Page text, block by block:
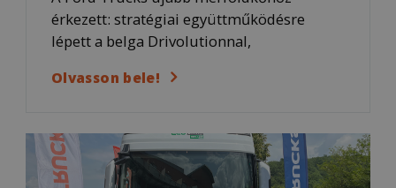
érkezett: stratégiai együttműködésre
lépett a belga Drivolutionnal,
Olvasson bele!